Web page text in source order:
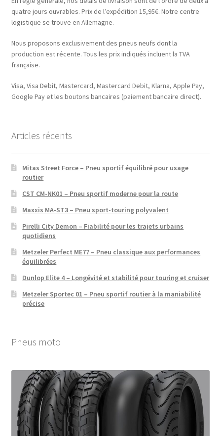
quatre jours ouvrables. Prix de l’expédition 15,95€. Notre centre
logistique se trouve en Allemagne.
Nous proposons exclusivement des pneus neufs dont la
production est récente. Tous les prix indiqués incluent la TVA
française.
Visa, Visa Debit, Mastercard, Mastercard Debit, Klarna, Apple Pay,
Google Pay et les boutons bancaires (paiement bancaire direct).
Articles récents
Mitas Street Force – Pneu sportif équilibré pour usage
routier
CST CM-NK01 – Pneu sportif moderne pour la route
Maxxis MA-ST3 – Pneu sport-touring polyvalent
Pirelli City Demon – Fiabilité pour les trajets urbains
quotidiens
Metzeler Perfect ME77 – Pneu classique aux performances
équilibrées
Dunlop Elite 4 – Longévité et stabilité pour touring et cruiser
Metzeler Sportec 01 – Pneu sportif routier à la maniabilité
précise
Pneus moto